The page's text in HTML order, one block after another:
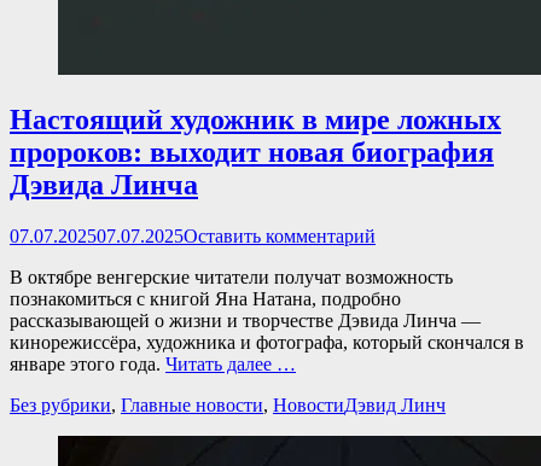
Настоящий художник в мире ложных
пророков: выходит новая биография
Дэвида Линча
Опубликовано
07.07.202507.07.2025Оставить комментарий
В октябре венгерские читатели получат возможность
познакомиться с книгой Яна Натана, подробно
рассказывающей о жизни и творчестве Дэвида Линча —
кинорежиссёра, художника и фотографа, который скончался в
январе этого года. Читать далее …
Категории
Без рубрики, Главные новости, НовостиТеги
Дэвид Линч